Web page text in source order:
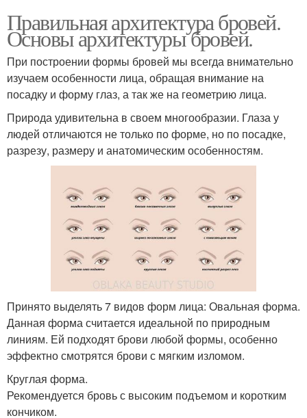
Правильная архитектура бровей.
Основы архитектуры бровей.
При построении формы бровей мы всегда внимательно
изучаем особенности лица, обращая внимание на
посадку и форму глаз, а так же на геометрию лица.
Природа удивительна в своем многообразии. Глаза у
людей отличаются не только по форме, но по посадке,
разрезу, размеру и анатомическим особенностям.
Принято выделять 7 видов форм лица: Овальная форма.
Данная форма считается идеальной по природным
линиям. Ей подходят брови любой формы, особенно
эффектно смотрятся брови с мягким изломом.
Круглая форма.
Рекомендуется бровь с высоким подъемом и коротким
кончиком.